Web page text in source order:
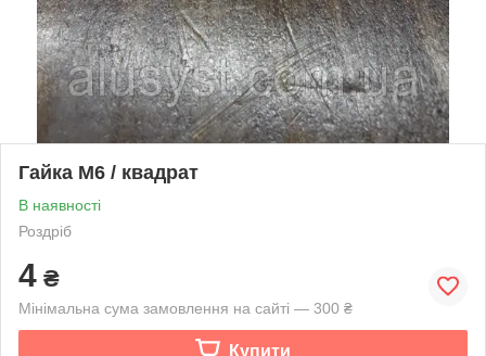
Гайка М6 / квадрат
В наявності
Роздріб
4 ₴
Мінімальна сума замовлення на сайті — 300 ₴
Купити